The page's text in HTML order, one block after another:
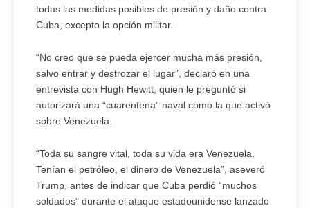
todas las medidas posibles de presión y daño contra
Cuba, excepto la opción militar.
“No creo que se pueda ejercer mucha más presión,
salvo entrar y destrozar el lugar”, declaró en una
entrevista con Hugh Hewitt, quien le preguntó si
autorizará una “cuarentena” naval como la que activó
sobre Venezuela.
“Toda su sangre vital, toda su vida era Venezuela.
Tenían el petróleo, el dinero de Venezuela”, aseveró
Trump, antes de indicar que Cuba perdió “muchos
soldados” durante el ataque estadounidense lanzado